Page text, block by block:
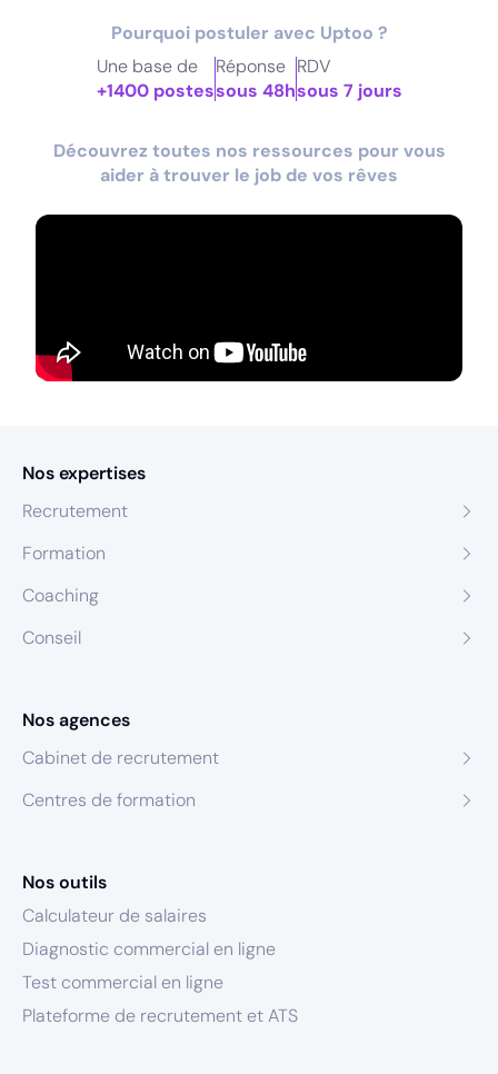
Pourquoi postuler avec Uptoo ?
Une base de
+1400 postes
Réponse
sous 48h
RDV
sous 7 jours
Découvrez toutes nos ressources pour vous
aider à trouver le job de vos rêves
Nos expertises
Recrutement
Formation
Coaching
Conseil
Nos agences
Cabinet de recrutement
Centres de formation
Nos outils
Calculateur de salaires
Diagnostic commercial en ligne
Test commercial en ligne
Plateforme de recrutement et ATS